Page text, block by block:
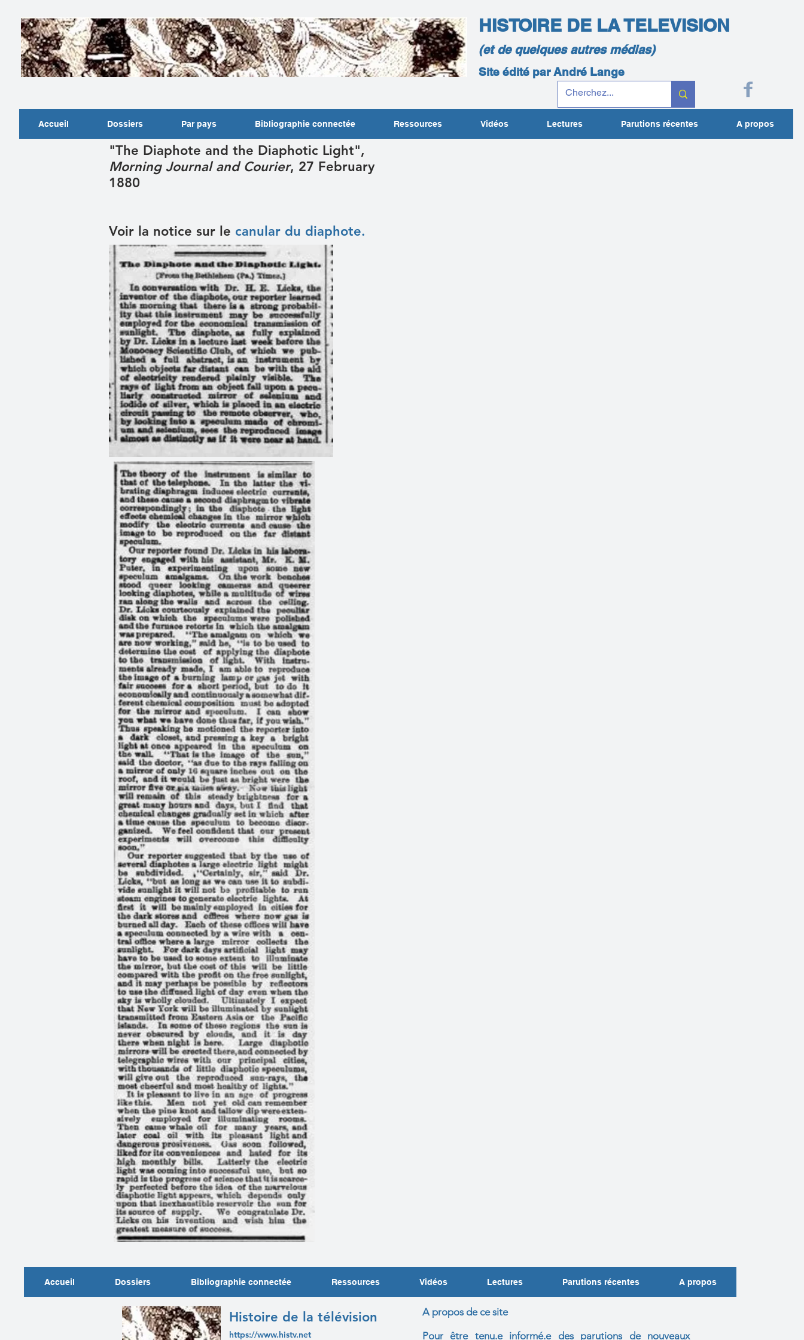
HISTOIRE DE LA TELEVISION
(et de quelques autres médias)
Site édité par André Lange
Accueil Dossiers Par pays Bibliographie connectée Ressources Vidéos Lectures Parutions récentes A propos
"The Diaphote and the Diaphotic Light",
Morning Journal and Courier, 27 February
1880
Voir la notice sur le canular du diaphote.
Accueil Dossiers Bibliographie connectée Ressources Vidéos Lectures Parutions récentes A propos
Histoire de la télévision
https://www.histv.net
A propos de ce site
Pour être tenu.e informé.e des parutions de nouveaux